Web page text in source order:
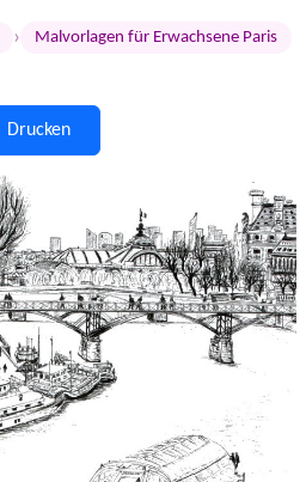
› Malvorlagen für Erwachsene Paris
Drucken